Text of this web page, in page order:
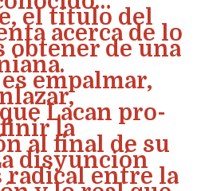
el título del
acerca de lo
obtener de una
empalmar,
Lacan pro-
la
al final de su
disyunción
radical entre la